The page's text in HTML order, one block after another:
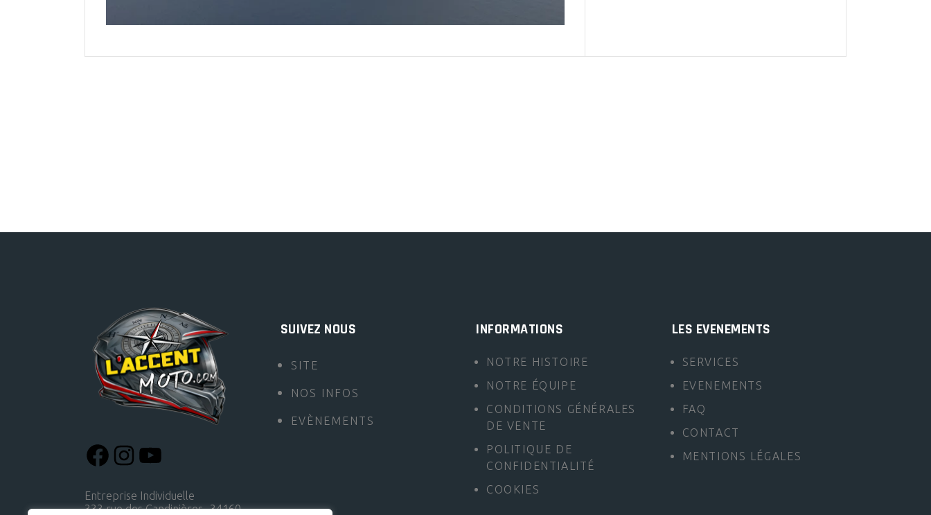
Entreprise Individuelle
333 rue des Candinières 34160
SUIVEZ NOUS
SITE
NOS INFOS
EVÈNEMENTS
INFORMATIONS
NOTRE HISTOIRE
NOTRE ÉQUIPE
CONDITIONS GÉNÉRALES
DE VENTE
POLITIQUE DE
CONFIDENTIALITÉ
COOKIES
LES EVENEMENTS
SERVICES
EVENEMENTS
FAQ
CONTACT
MENTIONS LÉGALES